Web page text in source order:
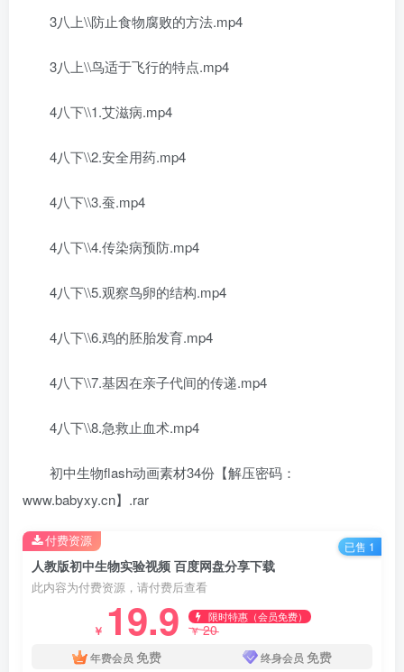
3八上\\防止食物腐败的方法.mp4
3八上\\鸟适于飞行的特点.mp4
4八下\\1.艾滋病.mp4
4八下\\2.安全用药.mp4
4八下\\3.蚕.mp4
4八下\\4.传染病预防.mp4
4八下\\5.观察鸟卵的结构.mp4
4八下\\6.鸡的胚胎发育.mp4
4八下\\7.基因在亲子代间的传递.mp4
4八下\\8.急救止血术.mp4
初中生物flash动画素材34份【解压密码：
www.babyxy.cn】.rar
人教版初中生物实验视频 百度网盘分享下载
此内容为付费资源，请付费后查看
￥ 19.9 限时特惠（会员免费）
￥20
年费会员 免费 终身会员 免费
付费资源 已售 1